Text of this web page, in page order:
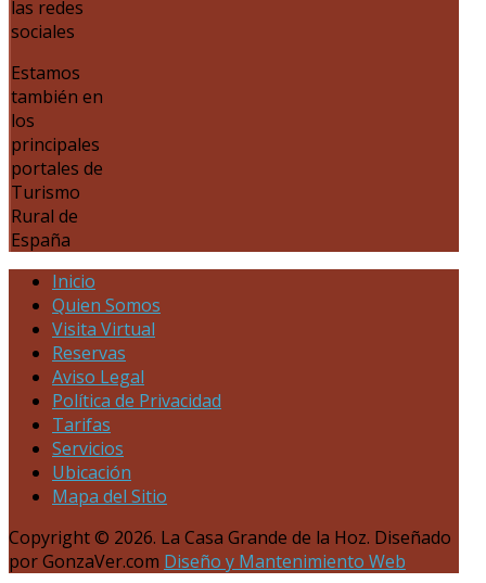
las redes
sociales
Estamos
también en
los
principales
portales de
Turismo
Rural de
España
Inicio
Quien Somos
Visita Virtual
Reservas
Aviso Legal
Política de Privacidad
Tarifas
Servicios
Ubicación
Mapa del Sitio
Copyright © 2026. La Casa Grande de la Hoz. Diseñado
por GonzaVer.com Diseño y Mantenimiento Web